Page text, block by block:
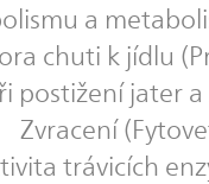
a
chuti k jídlu
jater
Zvracení
trávicích